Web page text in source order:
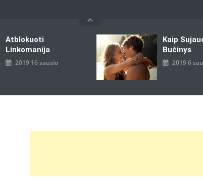
Atblokuoti
Linkomanija
2019 16 sausio
Kaip
Bučinys
2019 6